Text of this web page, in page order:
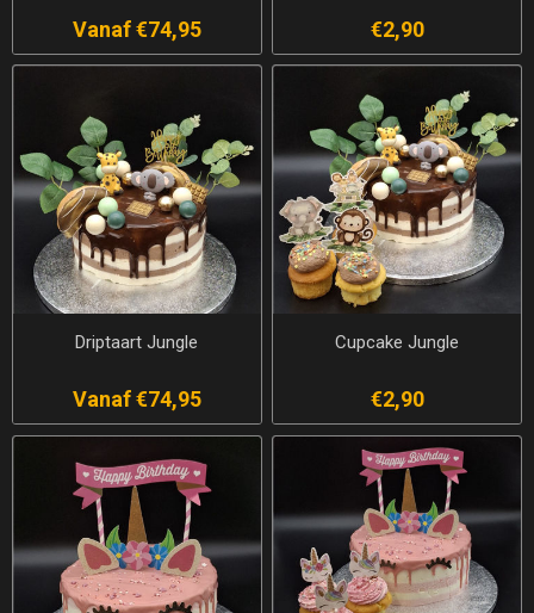
Vanaf €74,95 €2,90
Driptaart Jungle
Vanaf €74,95
Cupcake Jungle
€2,90